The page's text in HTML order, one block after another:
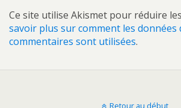
Ce site utilise Akismet pour réduire
savoir plus sur comment les données
commentaires sont utilisées.
Retour au début